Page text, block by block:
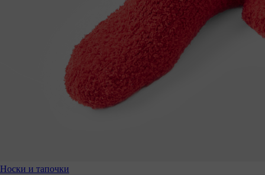
Носки и тапочки